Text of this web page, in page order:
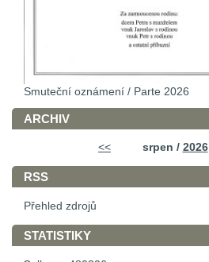
Smuteční oznámení / Parte 2026
ARCHIV
<< srpen / 2026
RSS
Přehled zdrojů
STATISTIKY